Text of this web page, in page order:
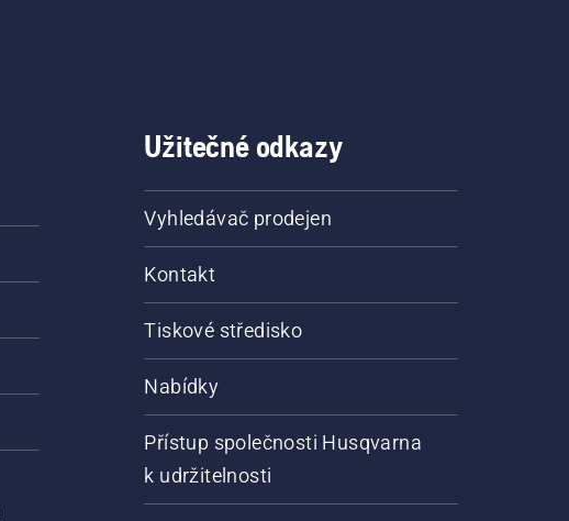
Užitečné odkazy
Vyhledávač prodejen
Kontakt
Tiskové středisko
Nabídky
Přístup společnosti Husqvarna
k udržitelnosti